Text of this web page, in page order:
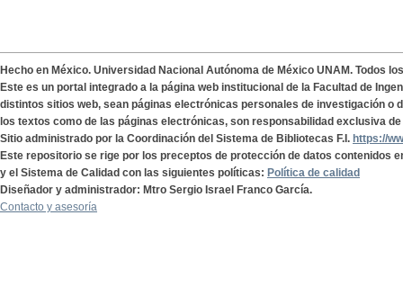
Hecho en México. Universidad Nacional Autónoma de México UNAM. Todos
Este es un portal integrado a la página web institucional de la Facultad de
distintos sitios web, sean páginas electrónicas personales de investigación o
los textos como de las páginas electrónicas, son responsabilidad exclusiva
Sitio administrado por la Coordinación del Sistema de Bibliotecas F.I. https://
Este repositorio se rige por los preceptos de protección de datos contenidos
y el Sistema de Calidad con las siguientes políticas: Política de calidad
Diseñador y administrador: Mtro Sergio Israel Franco García.
Contacto y asesoría